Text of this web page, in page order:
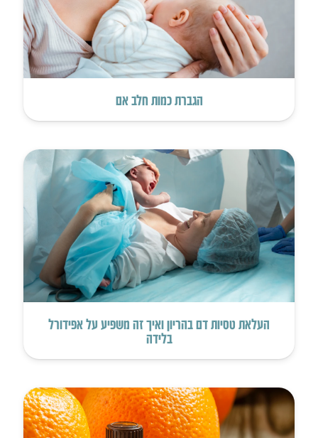
הגברת כמות חלב אם
העלאת טסיות דם בהריון ואיך זה משפיע על אפידורל
בלידה